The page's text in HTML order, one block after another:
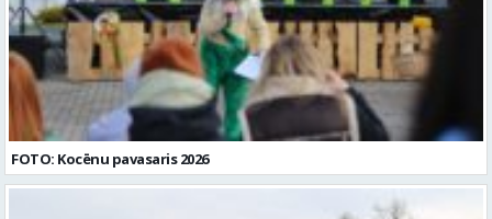
FOTO: Kocēnu pavasaris 2026